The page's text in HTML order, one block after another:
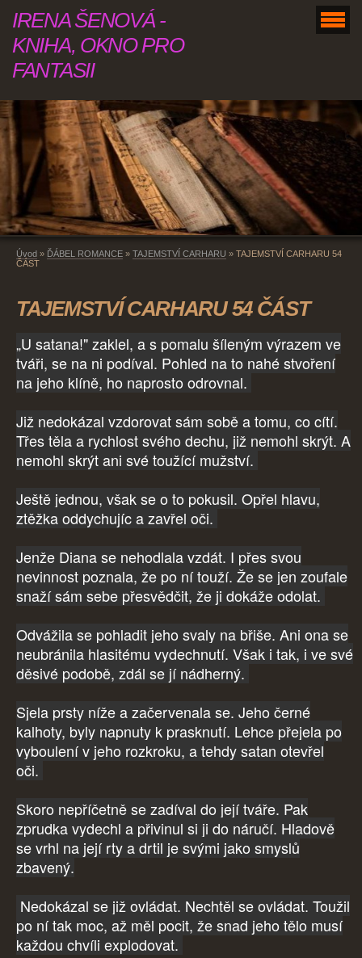
IRENA ŠENOVÁ -
KNIHA, OKNO PRO
FANTASII
Úvod » ĎÁBEL ROMANCE » TAJEMSTVÍ CARHARU » TAJEMSTVÍ CARHARU 54
ČÁST
TAJEMSTVÍ CARHARU 54 ČÁST
„U satana!" zaklel, a s pomalu šíleným výrazem ve
tváři, se na ni podíval. Pohled na to nahé stvoření
na jeho klíně, ho naprosto odrovnal.
Již nedokázal vzdorovat sám sobě a tomu, co cítí.
Třes těla a rychlost svého dechu, již nemohl skrýt. A
nemohl skrýt ani své toužící mužství.
Ještě jednou, však se o to pokusil. Opřel hlavu,
ztěžka oddychujíc a zavřel oči.
Jenže Diana se nehodlala vzdát. I přes svou
nevinnost poznala, že po ní touží. Že se jen zoufale
snaží sám sebe přesvědčit, že ji dokáže odolat.
Odvážila se pohladit jeho svaly na břiše. Ani ona se
neubránila hlasitému vydechnutí. Však i tak, i ve své
děsivé podobě, zdál se jí nádherný.
Sjela prsty níže a začervenala se. Jeho černé
kalhoty, byly napnuty k prasknutí. Lehce přejela po
vyboulení v jeho rozkroku, a tehdy satan otevřel
oči.
Skoro nepříčetně se zadíval do její tváře. Pak
zprudka vydechl a přivinul si ji do náručí. Hladově
se vrhl na její rty a drtil je svými jako smyslů
zbavený.
Nedokázal se již ovládat. Nechtěl se ovládat. Toužil
po ní tak moc, až měl pocit, že snad jeho tělo musí
každou chvíli explodovat.